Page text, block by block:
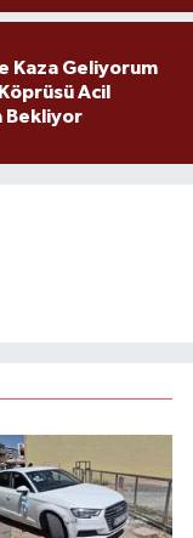
Kaza Geliyorum
Acil
Bekliyor